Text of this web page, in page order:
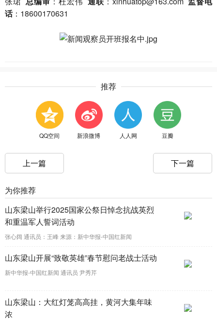
话：18600170631
推荐
QQ空间 新浪微博 人人网 豆瓣
上一篇 下一篇
为你推荐
山东梁山举行2025国家公祭日悼念抗战英烈
和重温军人誓词活动
张心阔 通讯员：王峰 来源：新中华报-中国红新闻
山东梁山开展“致敬英雄”春节慰问老战士活动
新中华报-中国红新闻 通讯员 尹秀芹
山东梁山：大红灯笼高高挂，黄河大集年味
浓